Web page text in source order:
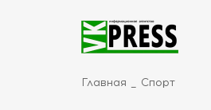
Главная Спорт